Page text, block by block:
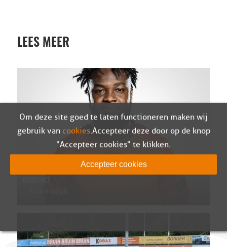
LEES MEER
Ivenzo Comvalius en Sparta Nijkerk ontbinden
Om deze site goed te laten functioneren maken wij
gebruik van cookies. Accepteer deze door op de knop
"Accepteer cookies" te klikken.
Accepteer cookies